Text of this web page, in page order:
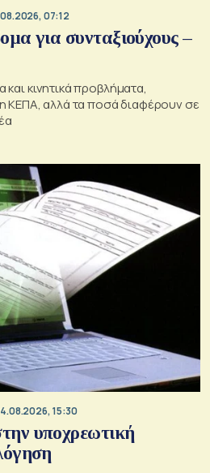
07:12
για συνταξιούχους –
κινητικά προβλήματα,
15:30
υποχρεωτική